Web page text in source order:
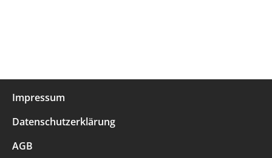
Impressum
Datenschutzerklärung
AGB